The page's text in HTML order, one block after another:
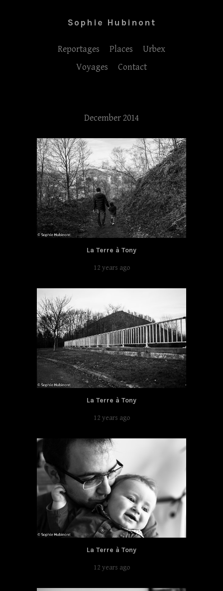
Sophie Hubinont
Reportages Places
Urbex
Voyages
Contact
December 2014
La Terre à Tony
12 years ago
La Terre à Tony
12 years ago
La Terre à Tony
12 years ago